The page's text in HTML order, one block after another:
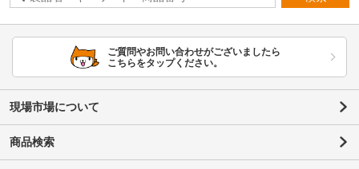
ご質問やお問い合わせがございましたら
こちらをタップください。
現場市場について
商品検索